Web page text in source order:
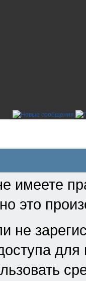
имеете
это
не